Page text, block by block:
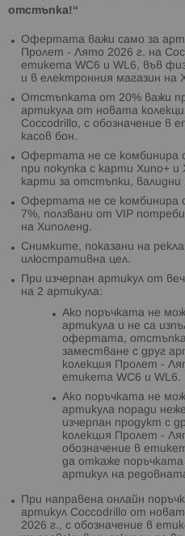
отстъпка!“
Офертата важи само за
Пролет - Лято 2026 г. на
етикета WC6 и WL6, във
и в електронния магазин на
Отстъпката от 20% важи
артикула от новата
Coccodrillo, с обозначение в
касов бон.
Офертата не се комбинира
при покупка с карти Хипо+
карти за отстъпки, валидни
Офертата не се комбинира
7%, ползвани от VIP
на Хиполенд.
Снимките, показани на
илюстративна цел.
При изчерпан артикул от
на 2 артикула:
Ако поръчката не
артикула и не са
офертата,
заместване с друг
колекция Пролет -
етикета WC6 и WL6.
Ако поръчката не
артикула поради
изчерпан продукт с
колекция Пролет -
обозначение в
да откаже поръчката
артикул на
При направена онлайн
артикул Coccodrillo от
2026 г., с обозначение в